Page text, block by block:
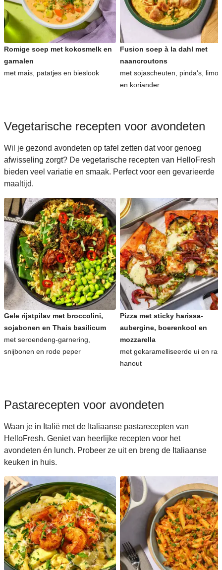
Romige soep met kokosmelk en
garnalen
met mais, patatjes en bieslook
Fusion soep à la dahl met
naancroutons
met sojascheuten, pinda's,
en koriander
Vegetarische recepten voor avondeten
Wil je gezond avondeten op tafel zetten dat voor genoeg
afwisseling zorgt? De vegetarische recepten van HelloFresh
bieden veel variatie en smaak. Perfect voor een gevarieerde
maaltijd.
Gele rijstpilav met broccolini,
sojabonen en Thais basilicum
met seroendeng-garnering,
snijbonen en rode peper
Pizza met sticky harissa-
aubergine, boerenkool en
mozzarella
met gekaramelliseerde ui en
hanout
Pastarecepten voor avondeten
Waan je in Italië met de Italiaanse pastarecepten van
HelloFresh. Geniet van heerlijke recepten voor het
avondeten én lunch. Probeer ze uit en breng de Italiaanse
keuken in huis.